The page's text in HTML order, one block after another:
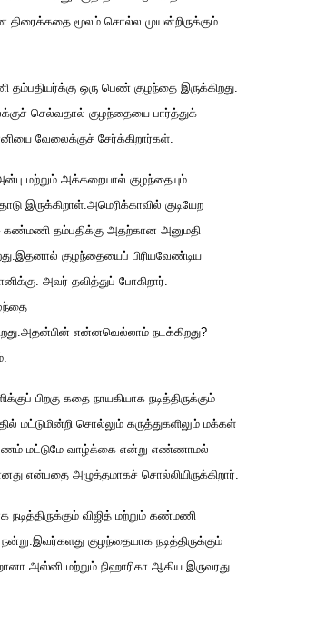
திரைக்கதை மூலம் சொல்ல முயன்றிருக்கும்
தம்பதியர்க்கு ஒரு பெண் குழந்தை இருக்கிறது.
செல்வதால் குழந்தையை பார்த்துக்
வேலைக்குச் சேர்க்கிறார்கள்.
மற்றும் அக்கறையால் குழந்தையும்
இருக்கிறாள்.அமெரிக்காவில் குடியேற
– கண்மணி தம்பதிக்கு அதற்கான அனுமதி
குழந்தையைப் பிரியவேண்டிய
அவர் தவித்துப் போகிறார்.
என்னவெல்லாம் நடக்கிறது?
பிறகு கதை நாயகியாக நடித்திருக்கும்
மட்டுமின்றி சொல்லும் கருத்துகளிலும் மக்கள்
மட்டுமே வாழ்க்கை என்று எண்ணாமல்
என்பதை அழுத்தமாகச் சொல்லியிருக்கிறார்.
நடித்திருக்கும் விஜித் மற்றும் கண்மணி
நன்று.இவர்களது குழந்தையாக நடித்திருக்கும்
அஸ்னி மற்றும் நிஹாரிகா ஆகிய இருவரது